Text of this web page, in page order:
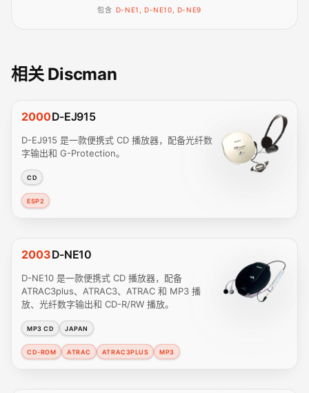
包含 D-NE1, D-NE10, D-NE9
相关 Discman
2000D-EJ915
D-EJ915 是一款便携式 CD 播放器，配备光纤数
字输出和 G-Protection。
CD
ESP2
2003D-NE10
D-NE10 是一款便携式 CD 播放器，配备
ATRAC3plus、ATRAC3、ATRAC 和 MP3 播
放、光纤数字输出和 CD-R/RW 播放。
MP3 CD JAPAN
CD-ROM ATRAC ATRAC3PLUS MP3